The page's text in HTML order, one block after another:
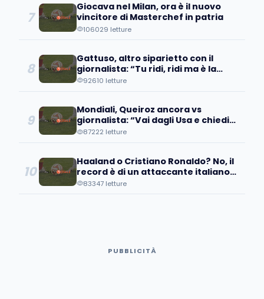
7
Giocava nel Milan, ora è il nuovo
vincitore di Masterchef in patria
106029 letture
8
Gattuso, altro siparietto con il
giornalista: “Tu ridi, ridi ma è la
verità”
92610 letture
9
Mondiali, Queiroz ancora vs
giornalista: “Vai dagli Usa e chiedi
della ritirata delle loro truppe dall'...
87222 letture
10
Haaland o Cristiano Ronaldo? No, il
record è di un attaccante italiano
(nostalgico)
83347 letture
PUBBLICITÀ